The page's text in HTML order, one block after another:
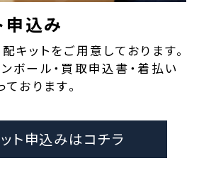
申込み
キットをご用意しております。
ボール・買取申込書・着払い
おります。
ト申込みはコチラ